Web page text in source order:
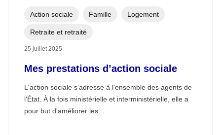
Mes prestations d’action sociale
L'action sociale s'adresse à l'ensemble des agents de
l'État. À la fois ministérielle et interministérielle, elle a
pour but d'améliorer les...
Action sociale Famille Logement
Retraite et retraité
25 juillet 2025